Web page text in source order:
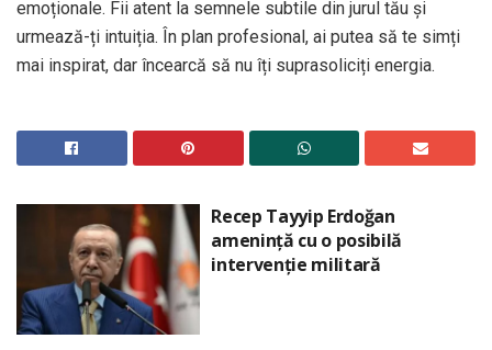
emoționale. Fii atent la semnele subtile din jurul tău și
urmează-ți intuiția. În plan profesional, ai putea să te simți
mai inspirat, dar încearcă să nu îți suprasoliciți energia.
Recep Tayyip Erdoğan
amenință cu o posibilă
intervenție militară